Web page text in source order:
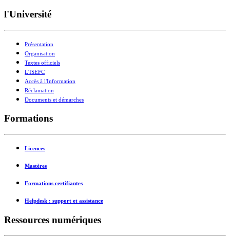
l'Université
Présentation
Organisation
Textes officiels
L'ISEFC
Accès à l'Information
Réclamation
Documents et démarches
Formations
Licences
Mastères
Formations certifiantes
Helpdesk : support et assistance
Ressources numériques